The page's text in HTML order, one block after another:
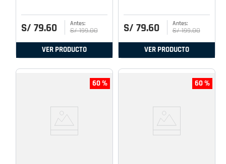
S/ 79.60 S/ 199.00
VER PRODUCTO
S/ 79.60 S/ 199.00
VER PRODUCTO
60 % 60 %